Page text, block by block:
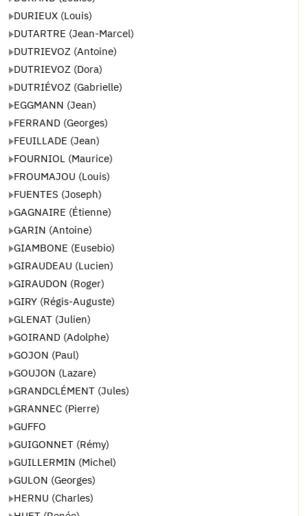
DURIEUX (Louis)
DUTARTRE (Jean-Marcel)
DUTRIEVOZ (Antoine)
DUTRIEVOZ (Dora)
DUTRIÉVOZ (Gabrielle)
EGGMANN (Jean)
FERRAND (Georges)
FEUILLADE (Jean)
FOURNIOL (Maurice)
FROUMAJOU (Louis)
FUENTES (Joseph)
GAGNAIRE (Étienne)
GARIN (Antoine)
GIAMBONE (Eusebio)
GIRAUDEAU (Lucien)
GIRAUDON (Roger)
GIRY (Régis-Auguste)
GLENAT (Julien)
GOIRAND (Adolphe)
GOJON (Paul)
GOUJON (Lazare)
GRANDCLÉMENT (Jules)
GRANNEC (Pierre)
GUFFO
GUIGONNET (Rémy)
GUILLERMIN (Michel)
GULON (Georges)
HERNU (Charles)